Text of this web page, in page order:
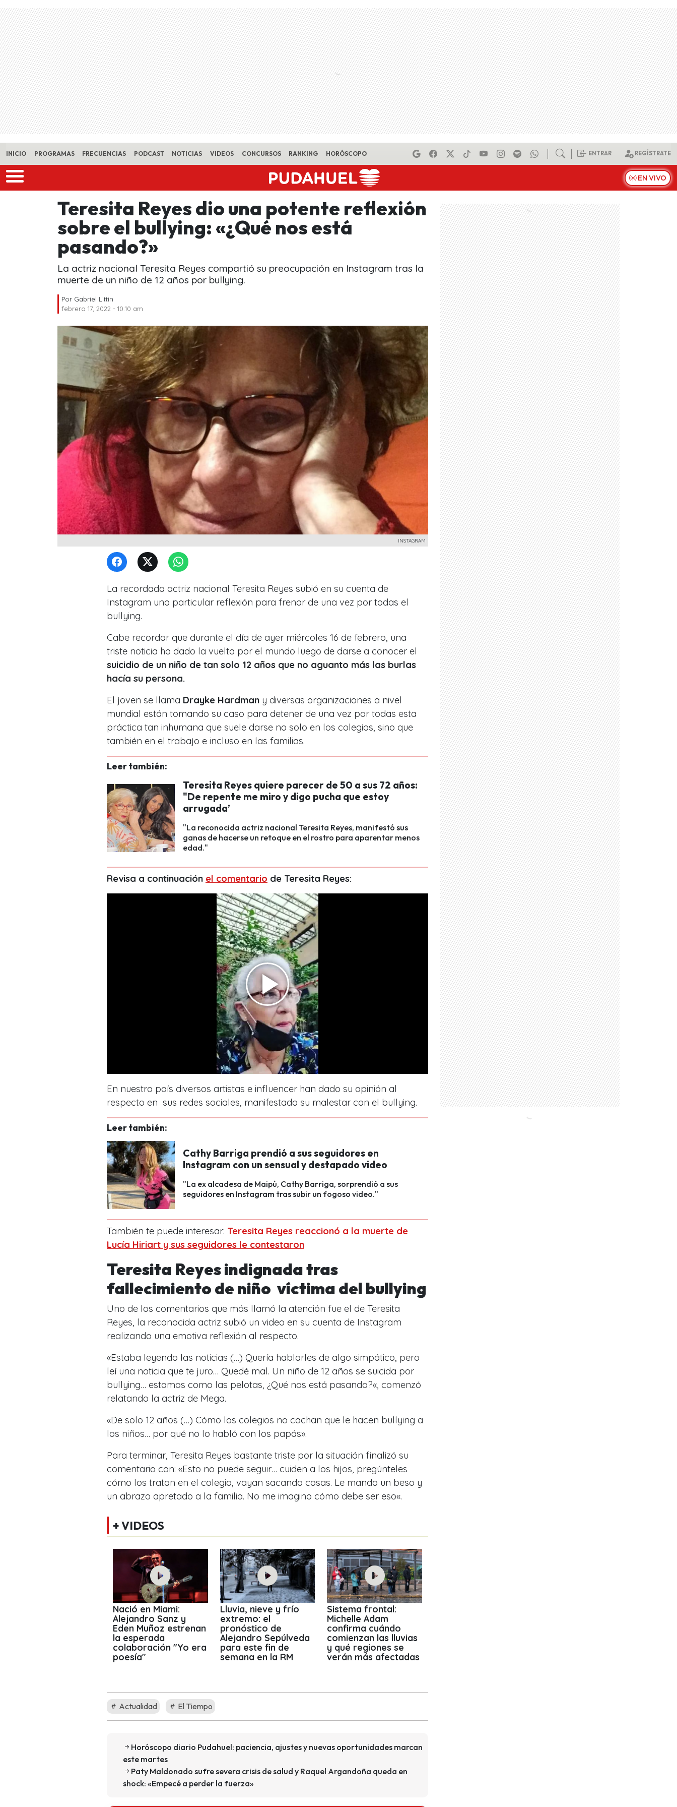
Skip to main content
INICIO PROGRAMAS FRECUENCIAS PODCAST NOTICIAS VIDEOS CONCURSOS RANKING HORÓSCOPO ENTRAR REGÍSTRATE
EN VIVO
Teresita Reyes dio una potente reflexión
sobre el bullying: «¿Qué nos está
pasando?»
La actriz nacional Teresita Reyes compartió su preocupación en Instagram tras la
muerte de un niño de 12 años por bullying.
Por Gabriel Littin
febrero 17, 2022 - 10:10 am
INSTAGRAM
La recordada actriz nacional Teresita Reyes subió en su cuenta de
Instagram una particular reflexión para frenar de una vez por todas el
bullying.
Cabe recordar que durante el día de ayer miércoles 16 de febrero, una
triste noticia ha dado la vuelta por el mundo luego de darse a conocer el
suicidio de un niño de tan solo 12 años que no aguanto más las burlas
hacía su persona.
El joven se llama Drayke Hardman y diversas organizaciones a nivel
mundial están tomando su caso para detener de una vez por todas esta
práctica tan inhumana que suele darse no solo en los colegios, sino que
también en el trabajo e incluso en las familias.
Leer también:
Teresita Reyes quiere parecer de 50 a sus 72 años:
"De repente me miro y digo pucha que estoy
arrugada’
"La reconocida actriz nacional Teresita Reyes, manifestó sus
ganas de hacerse un retoque en el rostro para aparentar menos
edad."
Revisa a continuación el comentario de Teresita Reyes:
En nuestro país diversos artistas e influencer han dado su opinión al
respecto en sus redes sociales, manifestado su malestar con el bullying.
Leer también:
Cathy Barriga prendió a sus seguidores en
Instagram con un sensual y destapado video
"La ex alcadesa de Maipú, Cathy Barriga, sorprendió a sus
seguidores en Instagram tras subir un fogoso video."
También te puede interesar: Teresita Reyes reaccionó a la muerte de
Lucía Hiriart y sus seguidores le contestaron
Teresita Reyes indignada tras
fallecimiento de niño víctima del bullying
Uno de los comentarios que más llamó la atención fue el de Teresita
Reyes, la reconocida actriz subió un video en su cuenta de Instagram
realizando una emotiva reflexión al respecto.
«Estaba leyendo las noticias (…) Quería hablarles de algo simpático, pero
leí una noticia que te juro… Quedé mal. Un niño de 12 años se suicida por
bullying… estamos como las pelotas, ¿Qué nos está pasando?«, comenzó
relatando la actriz de Mega.
«De solo 12 años (…) Cómo los colegios no cachan que le hacen bullying a
los niños… por qué no lo habló con los papás».
Para terminar, Teresita Reyes bastante triste por la situación finalizó su
comentario con: «Esto no puede seguir… cuiden a los hijos, pregúnteles
cómo los tratan en el colegio, vayan sacando cosas. Le mando un beso y
un abrazo apretado a la familia. No me imagino cómo debe ser eso«.
+ VIDEOS
Nació en Miami:
Alejandro Sanz y
Eden Muñoz estrenan
la esperada
colaboración "Yo era
poesía"
Lluvia, nieve y frío
extremo: el
pronóstico de
Alejandro Sepúlveda
para este fin de
semana en la RM
Sistema frontal:
Michelle Adam
confirma cuándo
comienzan las lluvias
y qué regiones se
verán más afectadas
Actualidad El Tiempo
Horóscopo diario Pudahuel: paciencia, ajustes y nuevas oportunidades marcan
este martes
Paty Maldonado sufre severa crisis de salud y Raquel Argandoña queda en
shock: «Empecé a perder la fuerza»